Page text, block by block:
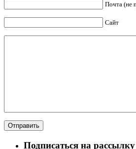
Почта (не
Сайт
Подписаться на рассылку